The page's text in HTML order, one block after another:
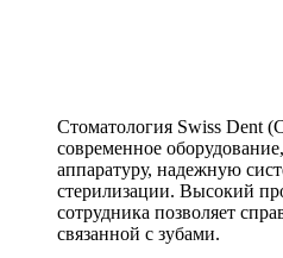
Стоматология Swiss Dent
современное
аппаратуру, надежную
стерилизации. Высокий
сотрудника позволяет
связанной с зубами.